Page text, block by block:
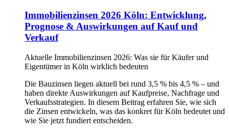
Immobilienzinsen 2026 Köln: Entwicklung,
Prognose & Auswirkungen auf Kauf und
Verkauf
Aktuelle Immobilienzinsen 2026: Was sie für Käufer und
Eigentümer in Köln wirklich bedeuten
Die Bauzinsen liegen aktuell bei rund 3,5 % bis 4,5 % – und
haben direkte Auswirkungen auf Kaufpreise, Nachfrage und
Verkaufsstrategien. In diesem Beitrag erfahren Sie, wie sich
die Zinsen entwickeln, was das konkret für Köln bedeutet und
wie Sie jetzt fundiert entscheiden.